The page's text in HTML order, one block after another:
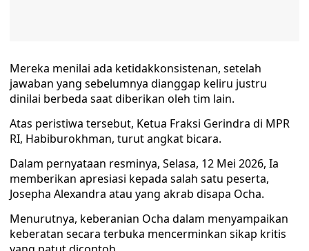
Mereka menilai ada ketidakkonsistenan, setelah
jawaban yang sebelumnya dianggap keliru justru
dinilai berbeda saat diberikan oleh tim lain.
Atas peristiwa tersebut, Ketua Fraksi Gerindra di MPR
RI, Habiburokhman, turut angkat bicara.
Dalam pernyataan resminya, Selasa, 12 Mei 2026, Ia
memberikan apresiasi kepada salah satu peserta,
Josepha Alexandra atau yang akrab disapa Ocha.
Menurutnya, keberanian Ocha dalam menyampaikan
keberatan secara terbuka mencerminkan sikap kritis